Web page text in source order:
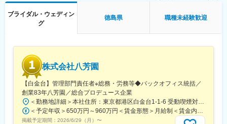
ブライダル・ウェディン
グ
徳島県 職種未経験歓迎
株式会社八芳園
【白金台】管理部門責任者※総務・労務等◆バックオフィス統括／
創業83年八芳園／総合プロデュース企業
＜勤務地詳細＞本社住所：東京都港区白金台1-1-6 受動喫煙対策：屋内全面禁煙変更の範囲：会社の定める事業所
＜予定年収＞650万円～960万円＜賃金形態＞月給制＜賃金内訳＞月額（基本給）：500,000円～800,000円＜月給＞500,000円～800,000円＜昇給有無＞有＜残業手当＞有＜給与補足＞■昇給年1回（10月）■賞与年1回（10月）※業績による賃金はあくまでも目安の金額であり、選考を通じて上下する可能性があります。月給(月額)は固定手当を含めた表記です。
掲載予定期間： 2026/6/29（月） 〜